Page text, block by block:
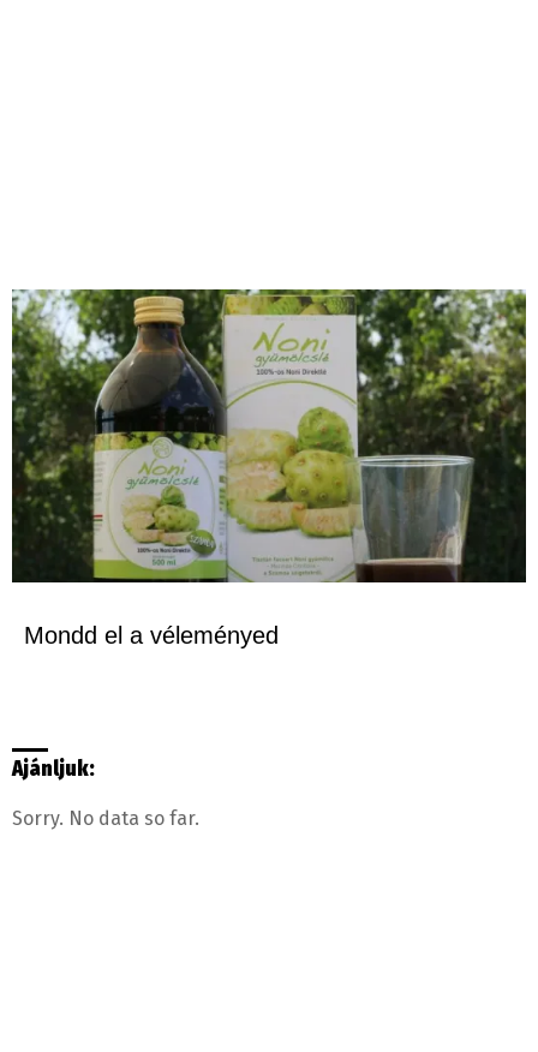
Mondd el a véleményed
Ajánljuk:
Sorry. No data so far.